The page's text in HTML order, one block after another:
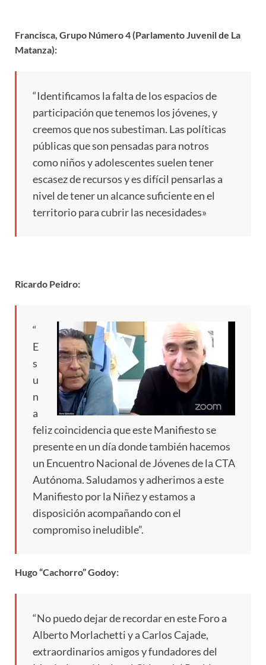
Francisca, Grupo Número 4 (Parlamento Juvenil de La
Matanza):
“Identificamos la falta de los espacios de
participación que tenemos los jóvenes, y
creemos que nos subestiman. Las políticas
públicas que son pensadas para notros
como niños y adolescentes suelen tener
escasez de recursos y es difícil pensarlas a
nivel de tener un alcance suficiente en el
territorio para cubrir las necesidades»
Ricardo Peidro:
“
E
s
u
n
a
feliz coincidencia que este Manifiesto se
presente en un día donde también hacemos
un Encuentro Nacional de Jóvenes de la CTA
Autónoma. Saludamos y adherimos a este
Manifiesto por la Niñez y estamos a
disposición acompañando con el
compromiso ineludible”.
Hugo “Cachorro” Godoy:
“No puedo dejar de recordar en este Foro a
Alberto Morlachetti y a Carlos Cajade,
extraordinarios amigos y fundadores del